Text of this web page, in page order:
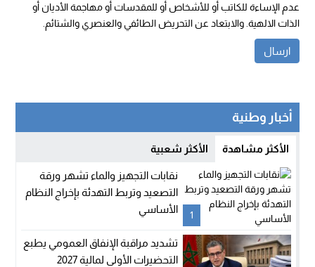
عدم الإساءة للكاتب أو للأشخاص أو للمقدسات أو مهاجمة الأديان أو
الذات الالهية. والابتعاد عن التحريض الطائفي والعنصري والشتائم.
أخبار وطنية
الأكثر مشاهدة الأكثر شعبية
1
نقابات التجهيز والماء تشهر ورقة
التصعيد وتربط التهدئة بإخراج النظام
الأساسي
تشديد مراقبة الإنفاق العمومي يطبع
التحضيرات الأولى لمالية 2027